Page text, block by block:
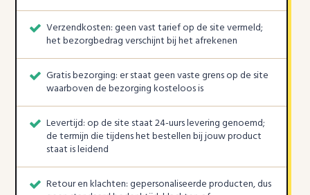
Verzendkosten: geen vast tarief op de site vermeld;
het bezorgbedrag verschijnt bij het afrekenen
Gratis bezorging: er staat geen vaste grens op de site
waarboven de bezorging kosteloos is
Levertijd: op de site staat 24-uurs levering genoemd;
de termijn die tijdens het bestellen bij jouw product
staat is leidend
Retour en klachten: gepersonaliseerde producten, dus